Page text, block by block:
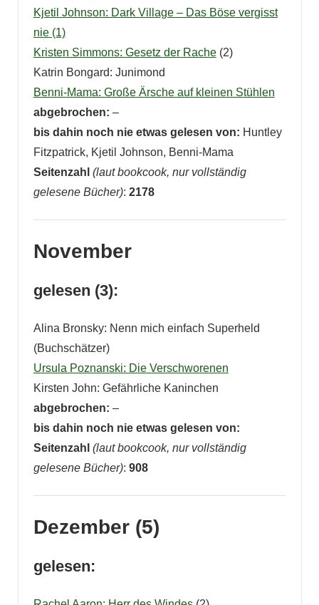
Kjetil Johnson: Dark Village – Das Böse vergisst
nie (1)
Kristen Simmons: Gesetz der Rache(2)
Katrin Bongard: Junimond
Benni-Mama: Große Ärsche auf kleinen Stühlen
abgebrochen: –
bis dahin noch nie etwas gelesen von: Huntley
Fitzpatrick, Kjetil Johnson, Benni-Mama
Seitenzahl (laut bookcook, nur vollständig
gelesene Bücher): 2178
November
gelesen (3):
Alina Bronsky: Nenn mich einfach Superheld
(Buchschätzer)
Ursula Poznanski: Die Verschworenen
Kirsten John: Gefährliche Kaninchen
abgebrochen: –
bis dahin noch nie etwas gelesen von:
Seitenzahl (laut bookcook, nur vollständig
gelesene Bücher): 908
Dezember (5)
gelesen: